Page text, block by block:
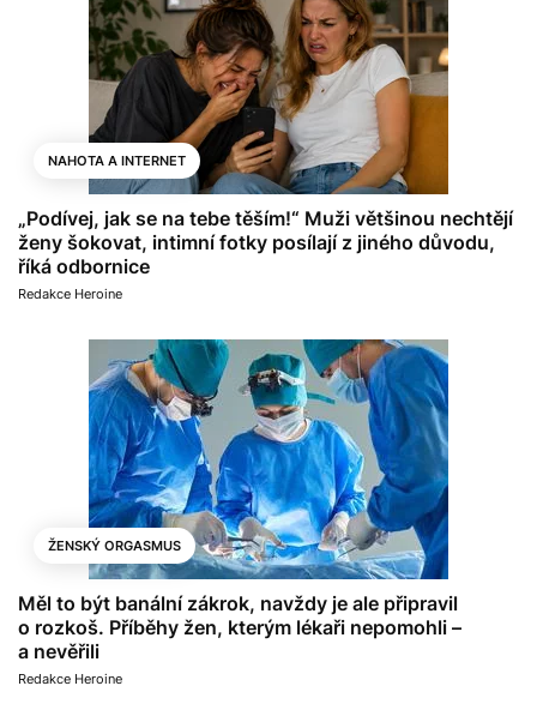
NAHOTA A INTERNET
„Podívej, jak se na tebe těším!“ Muži většinou nechtějí
ženy šokovat, intimní fotky posílají z jiného důvodu,
říká odbornice
Redakce Heroine
ŽENSKÝ ORGASMUS
Měl to být banální zákrok, navždy je ale připravil
o rozkoš. Příběhy žen, kterým lékaři nepomohli –
a nevěřili
Redakce Heroine